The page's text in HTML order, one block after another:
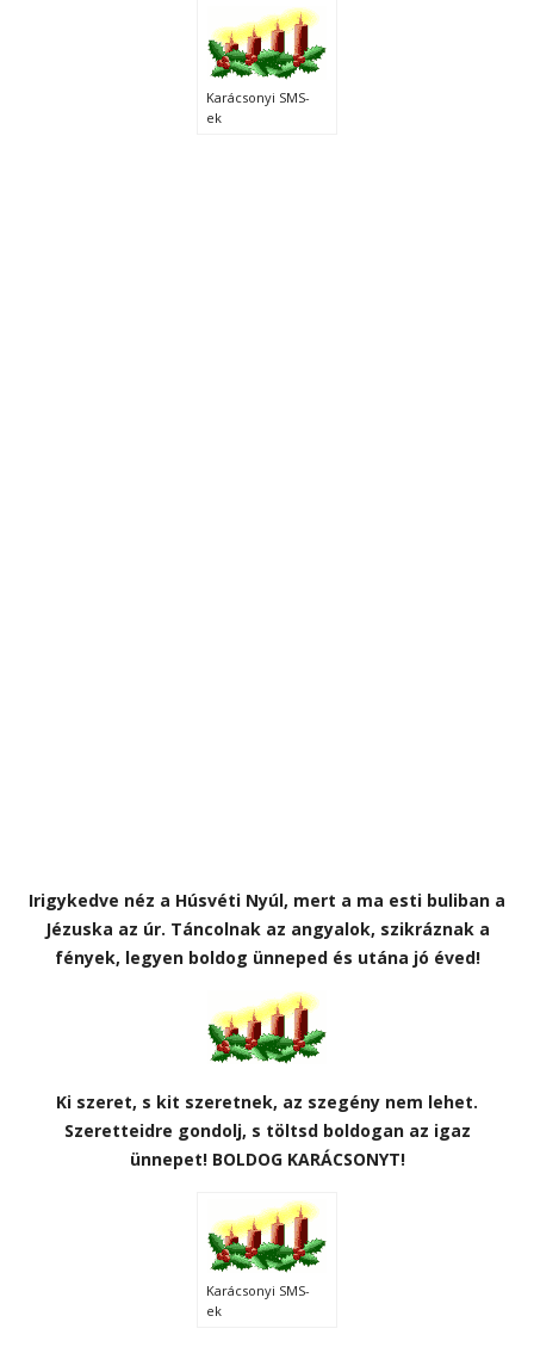
Karácsonyi SMS-
ek
Irigykedve néz a Húsvéti Nyúl, mert a ma esti buliban a
Jézuska az úr. Táncolnak az angyalok, szikráznak a
fények, legyen boldog ünneped és utána jó éved!
Ki szeret, s kit szeretnek, az szegény nem lehet.
Szeretteidre gondolj, s töltsd boldogan az igaz
ünnepet! BOLDOG KARÁCSONYT!
Karácsonyi SMS-
ek